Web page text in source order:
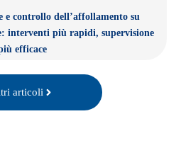
controllo dell’affollamento su
interventi più rapidi, supervisione
efficace
articoli